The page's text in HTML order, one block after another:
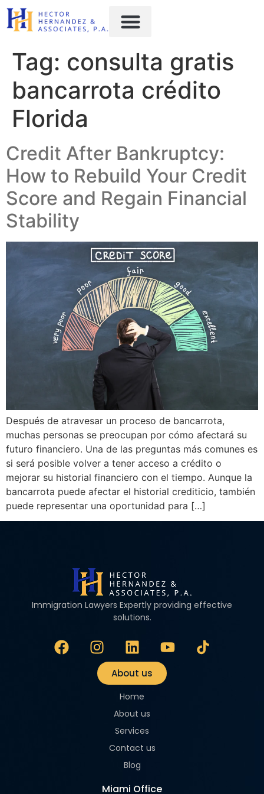
content
Tag: consulta gratis
bancarrota crédito
Florida
Credit After Bankruptcy:
How to Rebuild Your Credit
Score and Regain Financial
Stability
Después de atravesar un proceso de bancarrota,
muchas personas se preocupan por cómo afectará su
futuro financiero. Una de las preguntas más comunes es
si será posible volver a tener acceso a crédito o
mejorar su historial financiero con el tiempo. Aunque la
bancarrota puede afectar el historial crediticio, también
puede representar una oportunidad para […]
Immigration Lawyers Expertly providing effective
solutions.
About us
Home
About us
Services
Contact us
Blog
Miami Office